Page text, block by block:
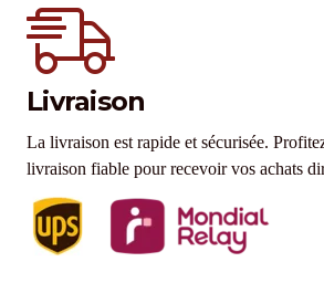
Livraison
La livraison est rapide et sécurisée.
livraison fiable pour recevoir vos achats